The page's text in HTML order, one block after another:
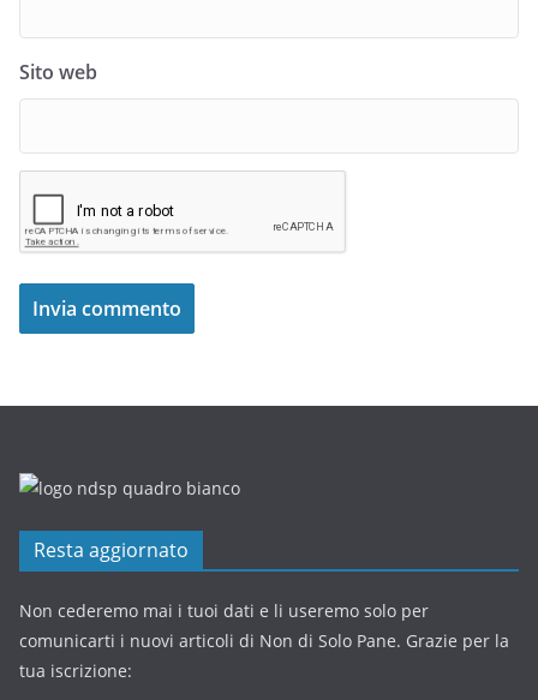
Sito web
Resta aggiornato
Non cederemo mai i tuoi dati e li useremo solo per
comunicarti i nuovi articoli di Non di Solo Pane. Grazie per la
tua iscrizione: